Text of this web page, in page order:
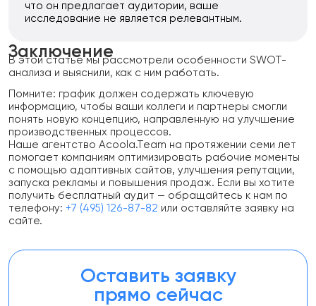
что он предлагает аудитории, ваше
исследование не является релевантным.
Заключение
В этой статье мы рассмотрели особенности SWOT-
анализа и выяснили, как с ним работать.
Помните: график должен содержать ключевую
информацию, чтобы ваши коллеги и партнеры смогли
понять новую концепцию, направленную на улучшение
производственных процессов.
Наше агентство Acoola.Team на протяжении семи лет
помогает компаниям оптимизировать рабочие моменты
с помощью адаптивных сайтов, улучшения репутации,
запуска рекламы и повышения продаж. Если вы хотите
получить бесплатный аудит — обращайтесь к нам по
телефону: +7 (495) 126-87-82 или оставляйте заявку на
сайте.
Оставить заявку
прямо сейчас